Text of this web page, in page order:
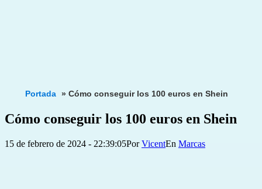
Portada » Cómo conseguir los 100 euros en Shein
Cómo conseguir los 100 euros en Shein
Publicada
15 de febrero de 2024 - 22:39:05PorVicent
Categorizado
Marcas